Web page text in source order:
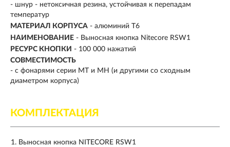
- шнур - нетоксичная резина, устойчивая к перепадам
температур
МАТЕРИАЛ КОРПУСА - алюминий T6
НАИМЕНОВАНИЕ - Выносная кнопка Nitecore RSW1
РЕСУРС КНОПКИ - 100 000 нажатий
СОВМЕСТИМОСТЬ
- с фонарями серии MT и MH (и другими со сходным
диаметром корпуса)
КОМПЛЕКТАЦИЯ
Выносная кнопка NITECORE RSW1